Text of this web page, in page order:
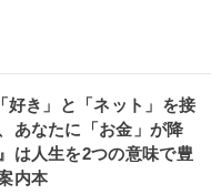
好き」と「ネット」を接
あなたに「お金」が降
は人生を2つの意味で豊
内本